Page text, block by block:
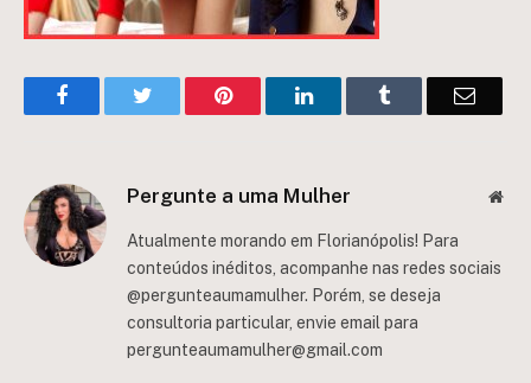
FacebookTwitter Pinterest LinkedInTumblr Email
Pergunte a uma Mulher
Atualmente morando em Florianópolis! Para
conteúdos inéditos, acompanhe nas redes sociais
@pergunteaumamulher. Porém, se deseja
consultoria particular, envie email para
pergunteaumamulher@gmail.com